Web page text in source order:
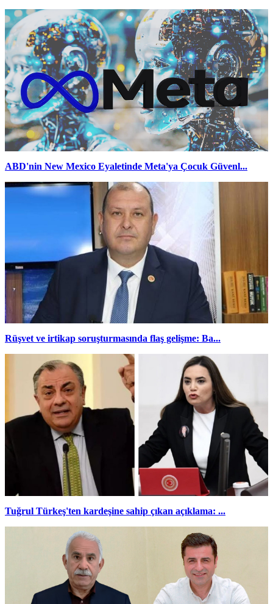
ABD'nin New Mexico Eyaletinde Meta'ya Çocuk Güvenl...
Rüşvet ve irtikap soruşturmasında flaş gelişme: Ba...
Tuğrul Türkeş'ten kardeşine sahip çıkan açıklama: ...